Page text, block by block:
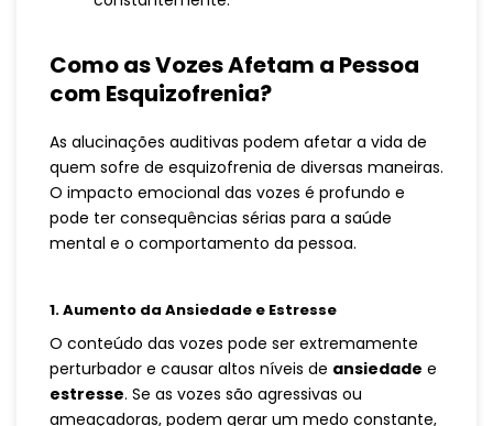
Como as Vozes Afetam a Pessoa
com Esquizofrenia?
As alucinações auditivas podem afetar a vida de
quem sofre de esquizofrenia de diversas maneiras.
O impacto emocional das vozes é profundo e
pode ter consequências sérias para a saúde
mental e o comportamento da pessoa.
1.Aumento da Ansiedade e Estresse
O conteúdo das vozes pode ser extremamente
perturbador e causar altos níveis de ansiedade e
estresse. Se as vozes são agressivas ou
ameaçadoras, podem gerar um medo constante,